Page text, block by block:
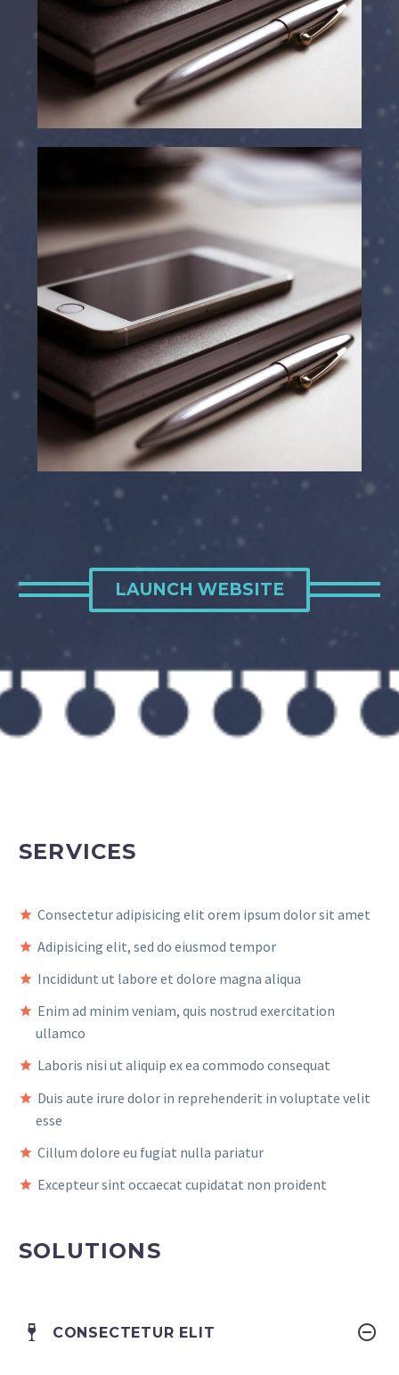
LAUNCH WEBSITE
SERVICES
Consectetur adipisicing elit orem ipsum dolor sit amet
Adipisicing elit, sed do eiusmod tempor
Incididunt ut labore et dolore magna aliqua
Enim ad minim veniam, quis nostrud exercitation
ullamco
Laboris nisi ut aliquip ex ea commodo consequat
Duis aute irure dolor in reprehenderit in voluptate velit
esse
Cillum dolore eu fugiat nulla pariatur
Excepteur sint occaecat cupidatat non proident
SOLUTIONS
CONSECTETUR ELIT